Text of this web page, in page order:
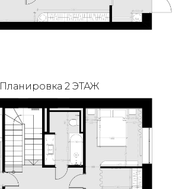
Планировка 2 ЭТАЖ